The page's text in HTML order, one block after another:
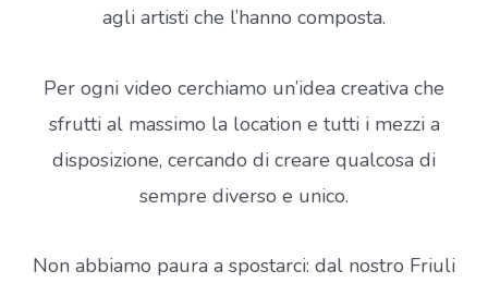
agli artisti che l’hanno composta.
Per ogni video cerchiamo un’idea creativa che
sfrutti al massimo la location e tutti i mezzi a
disposizione, cercando di creare qualcosa di
sempre diverso e unico.
Non abbiamo paura a spostarci: dal nostro Friuli